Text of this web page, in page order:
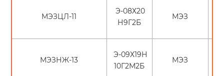
МЭЗЦЛ-11
Э-08Х20
Н9Г2Б
МЭЗ
МЭЗНЖ-13
Э-09Х19Н
10Г2М2Б
МЭЗ